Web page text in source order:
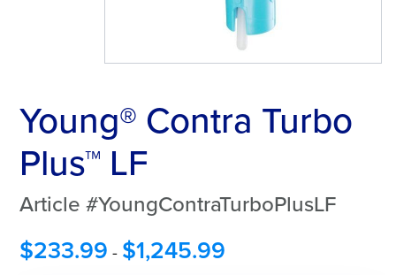
Young® Contra Turbo
Plus™ LF
Article #YoungContraTurboPlusLF
$233.99 - $1,245.99